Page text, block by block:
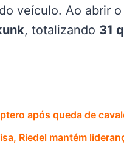
veículo. Ao abrir
, totalizando 31
após queda de
Riedel mantém